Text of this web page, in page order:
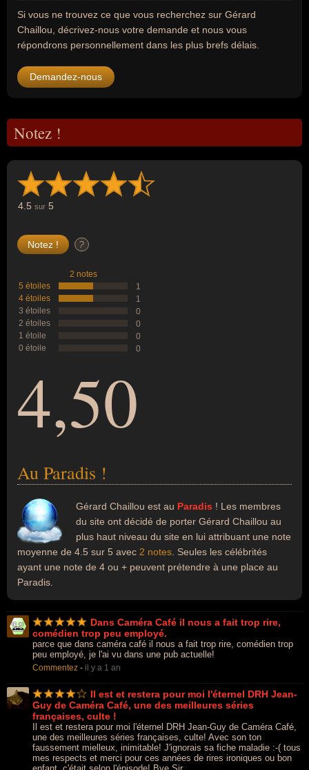
Si vous ne trouvez ce que vous recherchez sur Gérard
Chaillou, décrivez-nous votre demande et nous vous
répondrons personnellement dans les plus brefs délais.
Demandez-nous
Notez !
4.5 sur 5
?
2 notes
5 étoiles
1
4 étoiles
1
3 étoiles
0
2 étoiles
0
1 étoile
0
0 étoile
0
4,50
Au Paradis !
Gérard Chaillou est au Paradis ! Les membres
du site ont décidé de porter Gérard Chaillou au
plus haut niveau du site en lui attribuant une note
moyenne de 4.5 sur 5 avec 2 notes . Seules les célébrités
ayant une note de 4 ou + peuvent prétendre à une place au
Paradis.
Dans Caméra Café il nous a fait trop rire,
comédien trop peu employé.
parce que dans caméra café il nous a fait trop rire, comédien trop
peu employé, je l'ai vu dans une pub actuelle!
Commentez - il y a 1 an
Il est et restera pour moi l'éternel DRH Jean-
Guy de Caméra Café, une des meilleures séries
françaises, culte !
Il est et restera pour moi l'éternel DRH Jean-Guy de Caméra Café,
une des meilleures séries françaises, culte! Avec son ton
faussement mielleux, inimitable! J'ignorais sa fiche maladie :-( tous
mes respects et merci pour ces années de rires ironiques ou bon